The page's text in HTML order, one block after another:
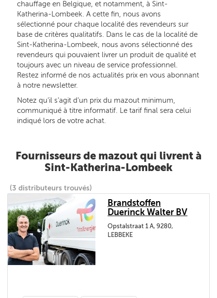
chauffage en Belgique, et notamment, à Sint-
Katherina-Lombeek. A cette fin, nous avons
sélectionné pour chaque localité des revendeurs sur
base de critères qualitatifs. Dans le cas de la localité de
Sint-Katherina-Lombeek, nous avons sélectionné des
revendeurs qui pouvaient livrer un produit de qualité et
toujours avec un niveau de service professionnel.
Restez informé de nos actualités prix en vous abonnant
à notre newsletter.
Notez qu’il s’agit d’un prix du mazout minimum,
communiqué à titre informatif. Le tarif final sera celui
indiqué lors de votre achat.
Fournisseurs de mazout qui livrent à
Sint-Katherina-Lombeek
(3 distributeurs trouvés)
Brandstoffen
Duerinck Walter BV
Opstalstraat 1 A, 9280,
LEBBEKE